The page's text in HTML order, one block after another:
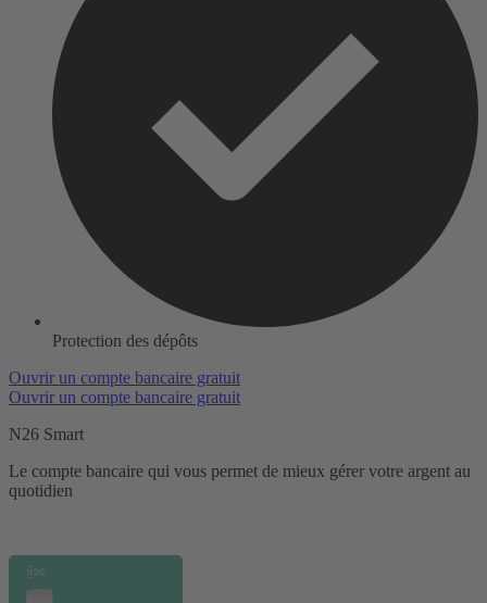
Protection des dépôts
Ouvrir un compte bancaire gratuit
Ouvrir un compte bancaire gratuit
N26 Smart
Le compte bancaire qui vous permet de mieux gérer votre argent au
quotidien